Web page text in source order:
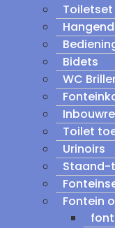
Toiletset
Bidets
WC
Toilet
Urinoirs
Staand-
Fontein